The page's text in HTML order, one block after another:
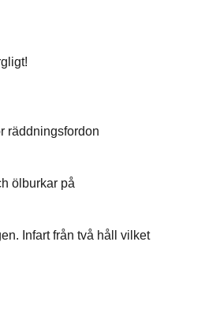
räddningsfordon
ölburkar på
Infart från två håll vilket